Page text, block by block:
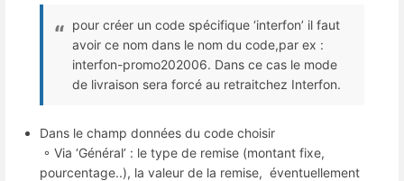
pour créer un code spécifique ‘interfon’ il faut
avoir ce nom dans le nom du code,par ex :
interfon-promo202006. Dans ce cas le mode
de livraison sera forcé au retraitchez Interfon.
Dans le champ données du code choisir
◦ Via ‘Général’ : le type de remise (montant fixe,
pourcentage..), la valeur de la remise, éventuellement